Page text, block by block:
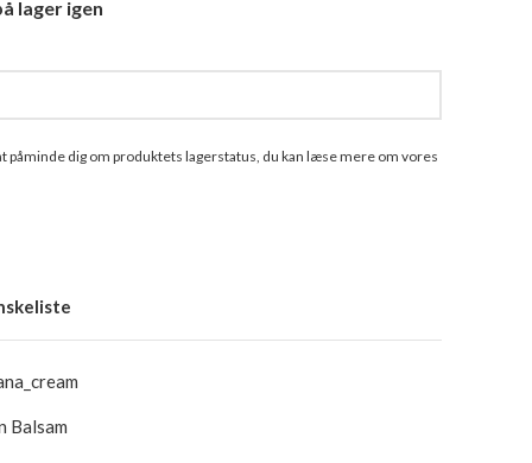
lager igen
påminde dig om produktets lagerstatus, du kan læse mere om vores
Balsam